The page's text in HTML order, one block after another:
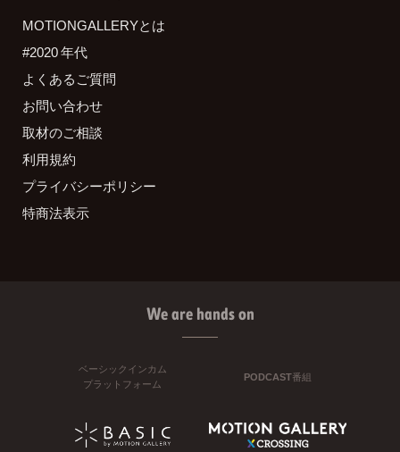
MOTIONGALLERYとは
#2020 年代
よくあるご質問
お問い合わせ
取材のご相談
利用規約
プライバシーポリシー
特商法表示
We are hands on
ベーシックインカム
プラットフォーム
PODCAST番組